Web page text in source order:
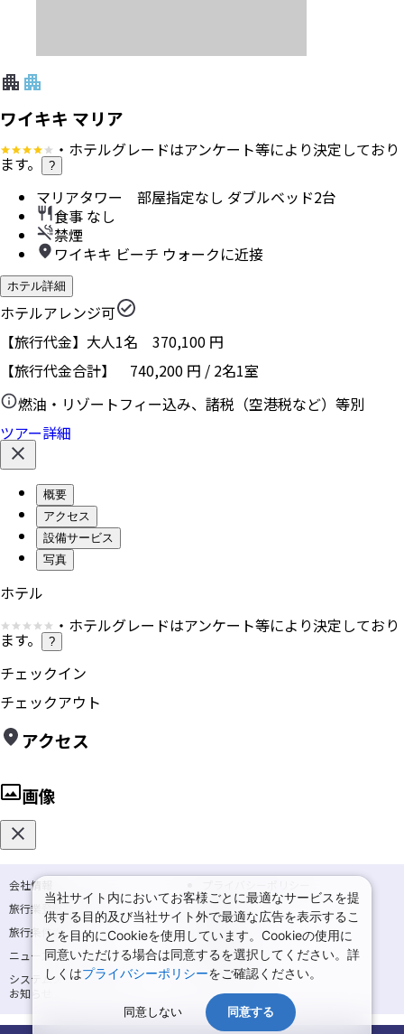
ワイキキ マリア
・ホテルグレードはアンケート等により決定しており
ます。 ?
マリアタワー 部屋指定なし ダブルベッド2台
食事 なし
禁煙
ワイキキ ビーチ ウォークに近接
ホテル詳細
ホテルアレンジ可
【旅行代金】大人1名 370,100 円
【旅行代金合計】 740,200 円 / 2名1室
燃油・リゾートフィー込み、諸税（空港税など）等別
ツアー詳細
概要
アクセス
設備サービス
写真
ホテル
・ホテルグレードはアンケート等により決定しており
ます。 ?
チェックイン
チェックアウト
アクセス
画像
会社情報
旅行業登録票・約款
規約集
旅行条件書
商標について
ニュースリリース
採用情報
システムメンテナンスの
お知らせ
サイトマップ
当社サイト内においてお客様ごとに最適なサービスを提
供する目的及び当社サイト外で最適な広告を表示するこ
とを目的にCookieを使用しています。Cookieの使用に
同意いただける場合は同意するを選択してください。詳
しくはプライバシーポリシーをご確認ください。
同意しない 同意する